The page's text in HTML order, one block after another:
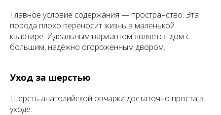
Главное условие содержания — пространство. Эта
порода плохо переносит жизнь в маленькой
квартире. Идеальным вариантом является дом с
большим, надёжно огороженным двором.
Уход за шерстью
Шерсть анатолийской овчарки достаточно проста в
уходе.